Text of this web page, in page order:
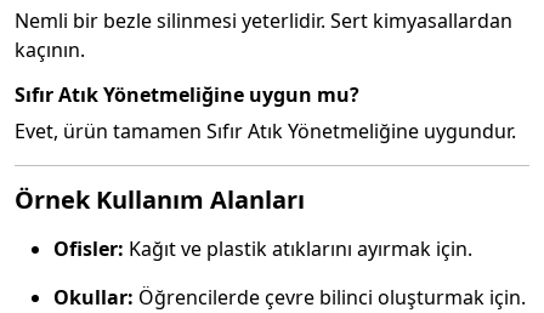
Nemli bir bezle silinmesi yeterlidir. Sert kimyasallardan
kaçının.
Sıfır Atık Yönetmeliğine uygun mu?
Evet, ürün tamamen Sıfır Atık Yönetmeliğine uygundur.
Örnek Kullanım Alanları
Ofisler: Kağıt ve plastik atıklarını ayırmak için.
Okullar: Öğrencilerde çevre bilinci oluşturmak için.